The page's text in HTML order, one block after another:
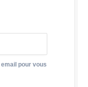
pour vous